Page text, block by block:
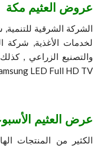
عروض العثيم مكة
الشركة الشرقية للتنمية,
لخدمات الأغذية, شركة
والتصنيع الزراعي ,
LED Full HD TV.
عرض العثيم
الكثير من المنتجات